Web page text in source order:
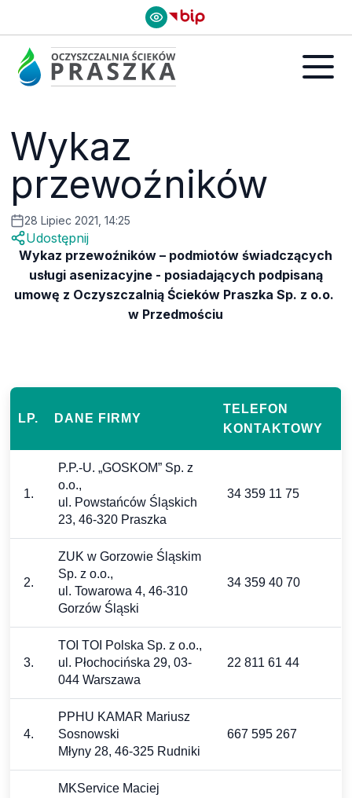
Wykaz
przewoźników
28 Lipiec 2021, 14:25
Udostępnij
Wykaz przewoźników – podmiotów świadczących
usługi asenizacyjne - posiadających podpisaną
umowę z Oczyszczalnią Ścieków Praszka Sp. z o.o.
w Przedmościu
LP. DANE FIRMY
TELEFON
KONTAKTOWY
1.
P.P.-U. „GOSKOM” Sp. z
o.o.,
ul. Powstańców Śląskich
23, 46-320 Praszka
34 359 11 75
2.
ZUK w Gorzowie Śląskim
Sp. z o.o.,
ul. Towarowa 4, 46-310
Gorzów Śląski
34 359 40 70
3.
TOI TOI Polska Sp. z o.o.,
ul. Płochocińska 29, 03-
044 Warszawa
22 811 61 44
4.
PPHU KAMAR Mariusz
Sosnowski
Młyny 28, 46-325 Rudniki
667 595 267
MKService Maciej